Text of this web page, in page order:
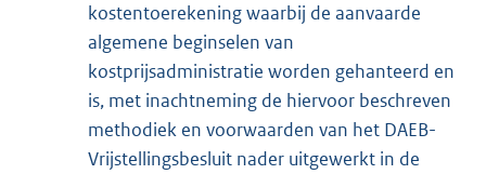
kostentoerekening waarbij de aanvaarde
algemene beginselen van
kostprijsadministratie worden gehanteerd en
is, met inachtneming de hiervoor beschreven
methodiek en voorwaarden van het DAEB-
Vrijstellingsbesluit nader uitgewerkt in de